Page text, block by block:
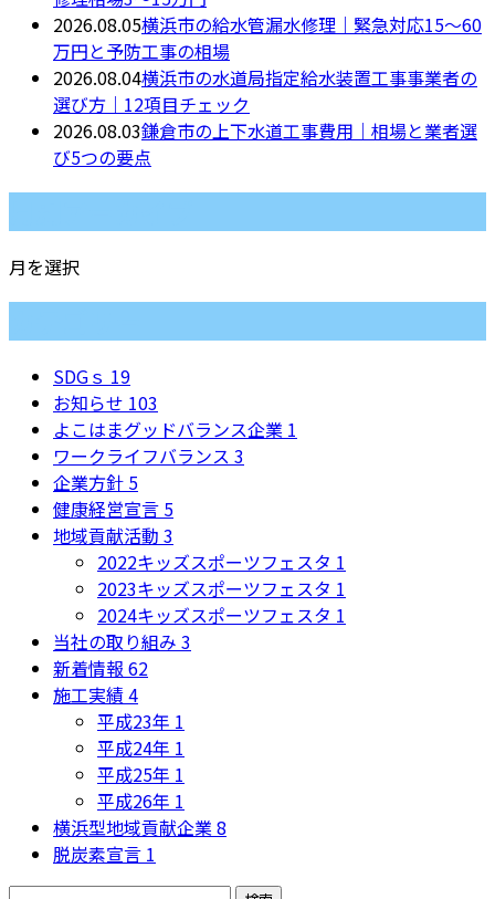
2026.08.05横浜市の給水管漏水修理｜緊急対応15〜60
万円と予防工事の相場
2026.08.04横浜市の水道局指定給水装置工事事業者の
選び方｜12項目チェック
2026.08.03鎌倉市の上下水道工事費用｜相場と業者選
び5つの要点
月を選択
SDGｓ 19
お知らせ 103
よこはまグッドバランス企業 1
ワークライフバランス 3
企業方針 5
健康経営宣言 5
地域貢献活動 3
2022キッズスポーツフェスタ 1
2023キッズスポーツフェスタ 1
2024キッズスポーツフェスタ 1
当社の取り組み 3
新着情報 62
施工実績4
平成23年 1
平成24年 1
平成25年 1
平成26年 1
横浜型地域貢献企業 8
脱炭素宣言 1